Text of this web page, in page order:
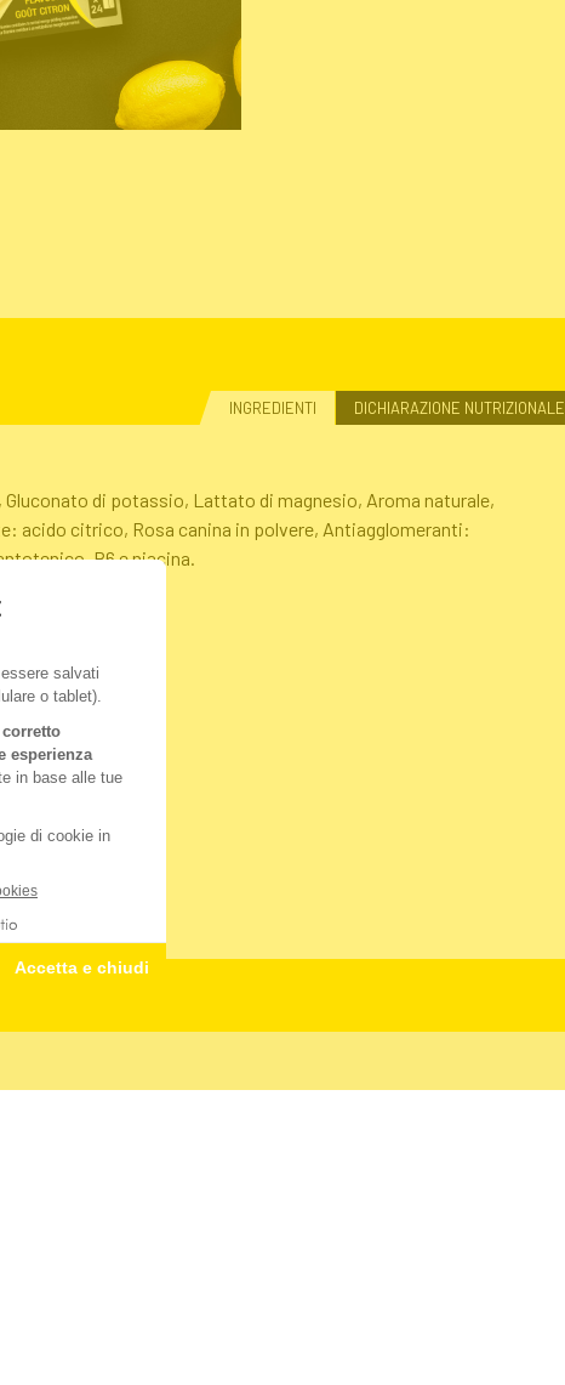
INGREDIENTI DICHIARAZIONE NUTRIZIONALE
di potassio, Lattato di magnesio, Aroma naturale,
acido citrico, Rosa canina in polvere, Antiagglomeranti:
B6 e niacina.